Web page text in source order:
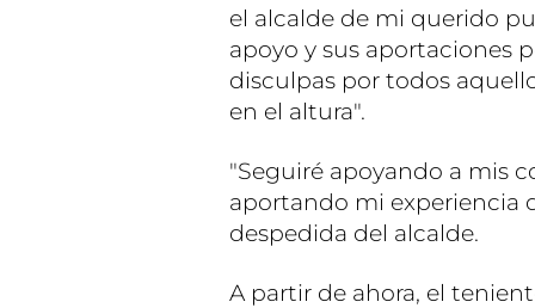
el alcalde de mi querido
apoyo y sus aportaciones
disculpas por todos
en el altura".
"Seguiré apoyando a mis
aportando mi experiencia
despedida del alcalde.
A partir de ahora, el